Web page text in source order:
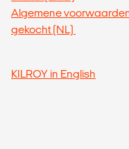
Algemene
gekocht (NL)
KILROY in English